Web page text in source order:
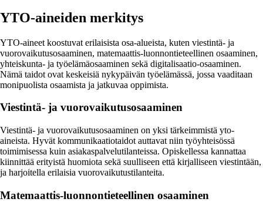
YTO-aineiden merkitys
YTO-aineet koostuvat erilaisista osa-alueista, kuten viestintä- ja
vuorovaikutusosaaminen, matemaattis-luonnontieteellinen osaaminen,
yhteiskunta- ja työelämäosaaminen sekä digitalisaatio-osaaminen.
Nämä taidot ovat keskeisiä nykypäivän työelämässä, jossa vaaditaan
monipuolista osaamista ja jatkuvaa oppimista.
Viestintä- ja vuorovaikutusosaaminen
Viestintä- ja vuorovaikutusosaaminen on yksi tärkeimmistä yto-
aineista. Hyvät kommunikaatiotaidot auttavat niin työyhteisössä
toimimisessa kuin asiakaspalvelutilanteissa. Opiskellessa kannattaa
kiinnittää erityistä huomiota sekä suulliseen että kirjalliseen viestintään,
ja harjoitella erilaisia vuorovaikutustilanteita.
Matemaattis-luonnontieteellinen osaaminen